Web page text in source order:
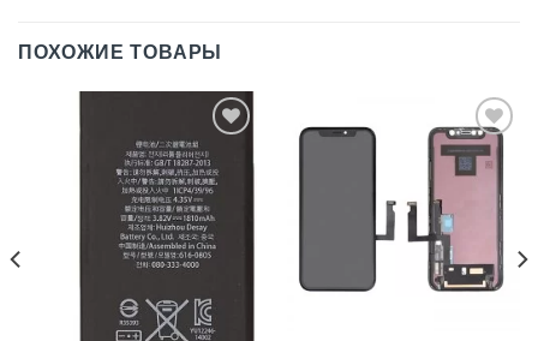
ПОХОЖИЕ ТОВАРЫ
Добавить
в
Избранное
Добавить
в
Избранное